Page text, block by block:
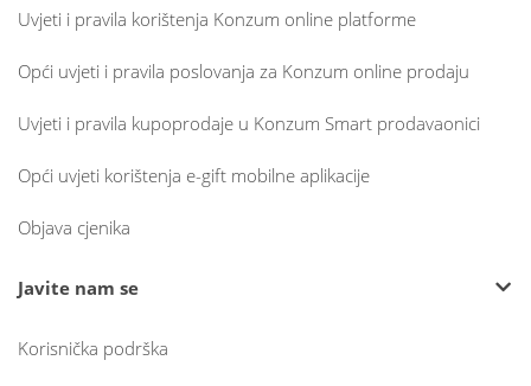
Uvjeti i pravila korištenja Konzum online platforme
Opći uvjeti i pravila poslovanja za Konzum online prodaju
Uvjeti i pravila kupoprodaje u Konzum Smart prodavaonici
Opći uvjeti korištenja e-gift mobilne aplikacije
Objava cjenika
Javite nam se
Korisnička podrška